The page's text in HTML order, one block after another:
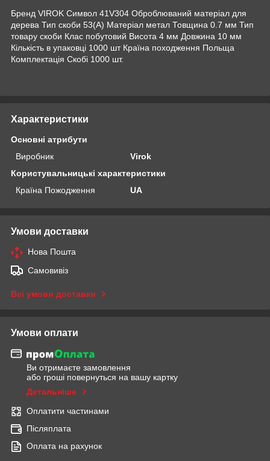
Бренд VIROK Символ 41V304 Оброблюваний матеріал для
дерева Тип скоби 53(А) Матеріал метал Товщина 0.7 мм Тип
товару скоби Клас побутовий Висота 4 мм Довжина 10 мм
Кількість в упаковці 1000 шт Країна походження Польща
Комплектація Скобі 1000 шт.
Характеристики
Основні атрибути
Виробник
Virok
Користувальницькі характеристики
Країна Пожодження
UA
Умови доставки
Нова Пошта
Самовивіз
Всі умови доставки
Умови оплати
Ви отримаєте замовлення
або гроші повернуться на вашу картку
Детальніше
Оплатити частинами
Післяплата
Оплата на рахунок